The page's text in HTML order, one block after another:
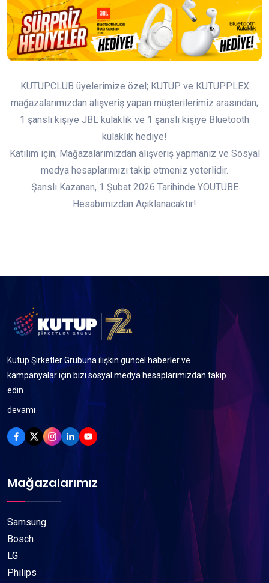
KUTUPCLUB üyelerimize özel; KUTUP ve KUTUPPLEX
mağazalarımızdan alışveriş yapan müşterilerimiz arasından;
1 şanslı kişiye JBL kulaklık ve 1 şanslı kişiye Bluetooth
kulaklık hediye!
Katılım için; Mağazalarımızdan alışveriş yapmanız ve Sosyal
medya hesaplarımızı takip etmeniz yeterlidir.
Şanslı Kazanan, 1 Şubat 2026 Tarihinde YOUTUBE
Hesabımızdan Açıklanacaktır!
Kutup Şirketler Grubuna ilişkin güncel haberler ve
kampanyalar için bizi sosyal medya hesaplarımızdan takip
edin..
devamı
Mağazalarımız
Samsung
Bosch
LG
Philips